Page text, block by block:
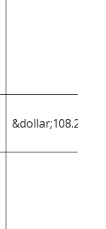
&dollar;108.200